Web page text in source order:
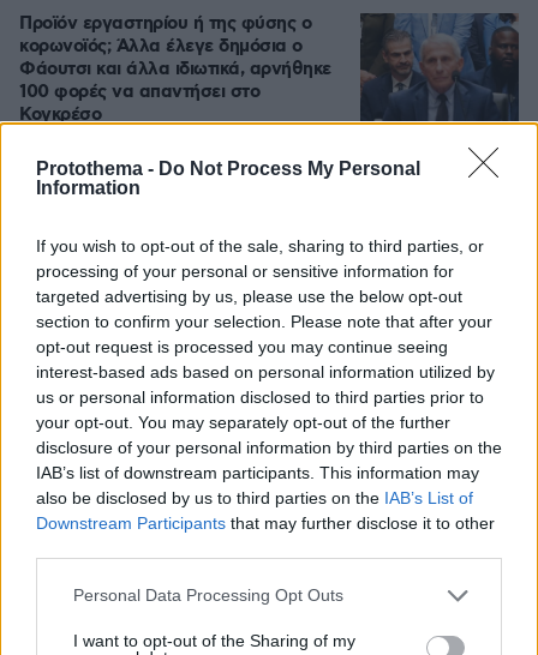
Protothema - Do Not Process My Personal
Information
If you wish to opt-out of the sale, sharing to third parties, or
processing of your personal or sensitive information for
targeted advertising by us, please use the below opt-out
section to confirm your selection. Please note that after your
opt-out request is processed you may continue seeing
interest-based ads based on personal information utilized by
us or personal information disclosed to third parties prior to
your opt-out. You may separately opt-out of the further
disclosure of your personal information by third parties on the
IAB’s list of downstream participants. This information may
also be disclosed by us to third parties on the IAB’s List of
Downstream Participants that may further disclose it to other
Please note that this website/app uses one or more Google
not limited to your visit or usage behaviour. You may click to
Personal Data Processing Opt Outs
I want to opt-out of the Sharing of my
Προϊόν εργαστηρίου ή της φύσης ο
κορωνοϊός; Άλλα έλεγε δημόσια ο
Φάουτσι και άλλα ιδιωτικά, αρνήθηκε
100 φορές να απαντήσει στο
Κογκρέσο
κόμμα της Καρυστιανού,
καταγγέλλουν έλλειψη διαλόγου
06.08.2026, 21:16 51
Games